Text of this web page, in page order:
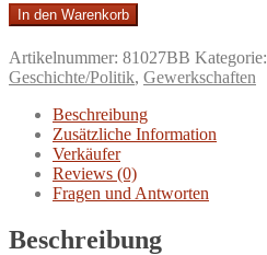
Ein
Beitrag
zum
Problem
der
Gewerkschaftsbewegung.
Menge
In den Warenkorb
Artikelnummer: 81027BB Kategorie:
Geschichte/Politik, Gewerkschaften
Beschreibung
Zusätzliche Information
Verkäufer
Reviews (0)
Fragen und Antworten
Beschreibung